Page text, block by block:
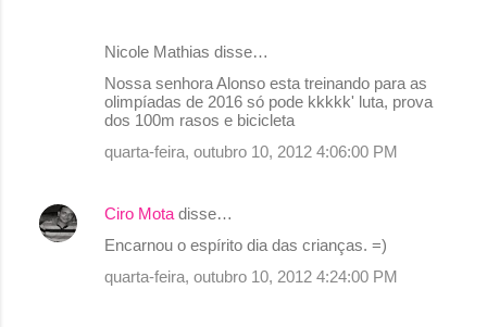
Nicole Mathias disse…
Nossa senhora Alonso esta treinando para as
olimpíadas de 2016 só pode kkkkk' luta, prova
dos 100m rasos e bicicleta
quarta-feira, outubro 10, 2012 4:06:00 PM
Ciro Mota disse…
Encarnou o espírito dia das crianças. =)
quarta-feira, outubro 10, 2012 4:24:00 PM